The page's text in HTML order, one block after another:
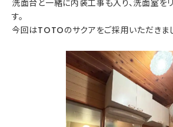
洗面台と一緒に内装工事も入り、洗面室を
す。
今回はTOTOのサクアをご採用いただきま